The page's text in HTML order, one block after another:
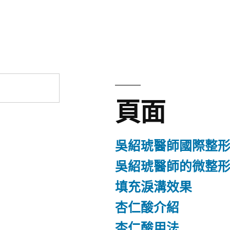
頁面
吳紹琥醫師國際整
吳紹琥醫師的微整
填充淚溝效果
杏仁酸介紹